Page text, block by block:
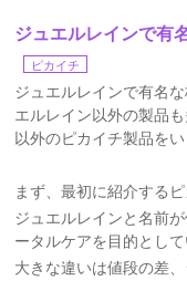
ジュエルレインで有
ピカイチ
ジュエルレインで有名
エルレイン以外の製品
以外のピカイチ製品をい
まず、最初に紹介する
ジュエルレインと名前
ータルケアを目的とし
大きな違いは値段の差